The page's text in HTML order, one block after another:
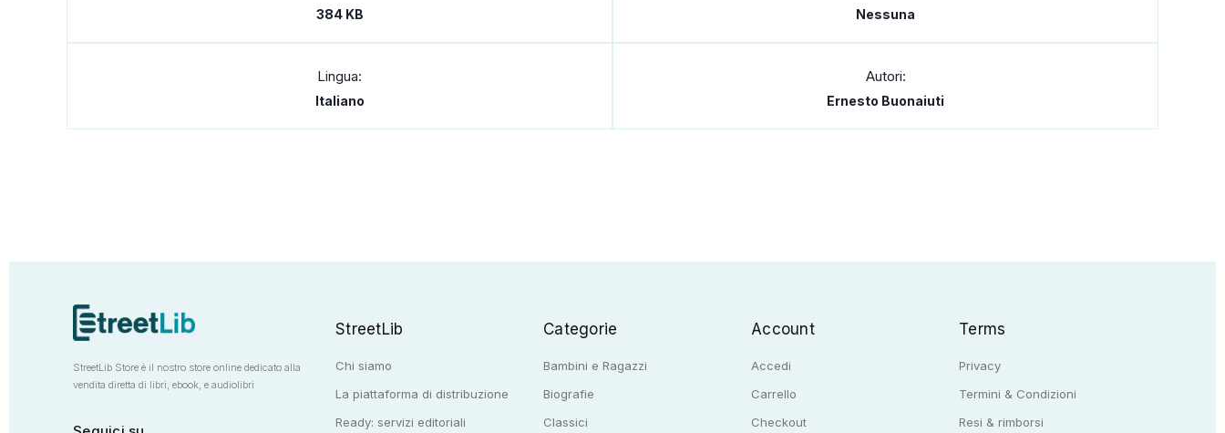
384 KB Nessuna
Lingua:
Italiano
Autori:
Ernesto Buonaiuti
StreetLib Store è il nostro store online dedicato alla
vendita diretta di libri, ebook, e audiolibri
StreetLib
Chi siamo
La piattaforma di distribuzione
Ready: servizi editoriali
Categorie
Bambini e Ragazzi
Biografie
Classici
Account
Accedi
Carrello
Checkout
Terms
Privacy
Termini & Condizioni
Resi & rimborsi